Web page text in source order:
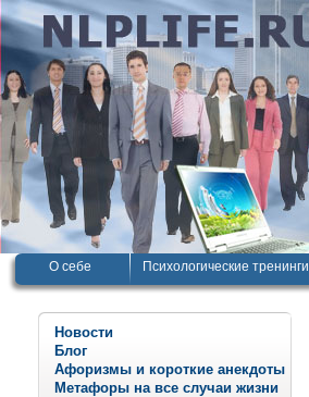
О себе Психологические тренинги
Новости
Блог
Афоризмы и короткие анекдоты
Метафоры на все случаи жизни